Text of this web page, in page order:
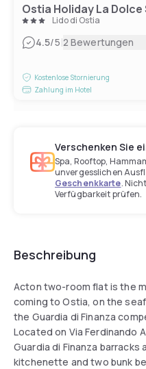
Ostia Holiday La
Lido di Ostia
4.5/5|2 Bewertungen
Kostenlose Stornierung
Zahlung im Hotel
Verschenken Sie
Spa, Rooftop,
unvergesslichen
Geschenkkarte.
Verfügbarkeit prüfen.
Beschreibung
Acton two-room flat is the
coming to Ostia, on the
the Guardia di Finanza
Located on Via Ferdinando
Guardia di Finanza barracks
kitchenette and two bunk